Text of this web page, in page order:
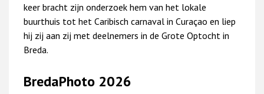
keer bracht zijn onderzoek hem van het lokale
buurthuis tot het Caribisch carnaval in Curaçao en liep
hij zij aan zij met deelnemers in de Grote Optocht in
Breda.
BredaPhoto 2026